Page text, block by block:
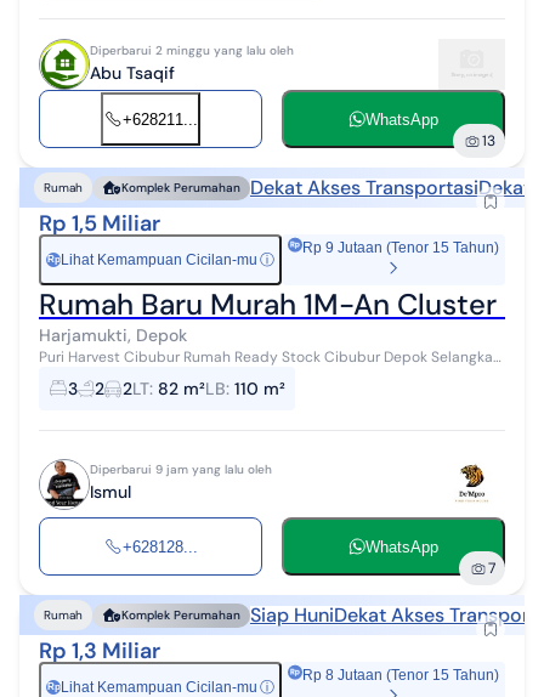
Diperbarui 2 minggu yang lalu oleh
Abu Tsaqif
+628211... WhatsApp
13
Rumah Komplek Perumahan Dekat Akses TransportasiDekat
Rp 1,5 Miliar
Rp Lihat Kemampuan Cicilan-mu ⓘ
Rp 9 Jutaan (Tenor 15 Tahun)
Rumah Baru Murah 1M-An Cluster
Harjamukti, Depok
Puri Harvest Cibubur Rumah Ready Stock Cibubur Depok Selangkah
Dekat LRT Harjamukti Dan Pintu Tol Cibubur Spesifikasi : - Bangunan
2 Lantai - 3+...
3 2 2LT: 82 m²LB: 110 m²
Diperbarui 9 jam yang lalu oleh
Ismul
+628128... WhatsApp
7
Rumah Komplek Perumahan Siap HuniDekat Akses
Rp 1,3 Miliar
Rp Lihat Kemampuan Cicilan-mu ⓘ
Rp 8 Jutaan (Tenor 15 Tahun)